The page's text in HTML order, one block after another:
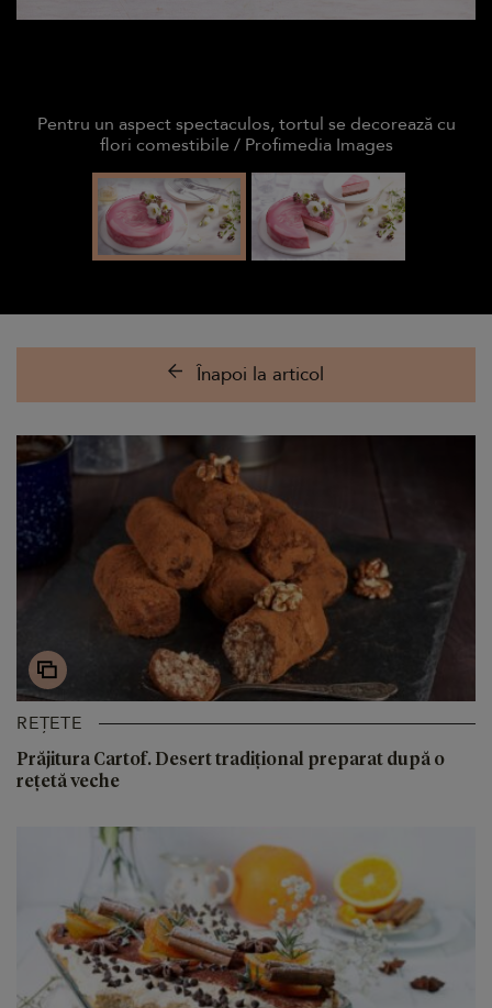
Pentru un aspect spectaculos, tortul se decorează cu
flori comestibile / Profimedia Images
Înapoi la articol
REȚETE
Prăjitura Cartof. Desert tradițional preparat după o
rețetă veche